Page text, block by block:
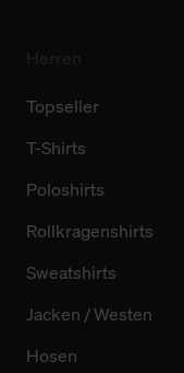
Topseller
T-Shirts
Poloshirts
Rollkragenshirts
Sweatshirts
Jacken / Westen
Hosen